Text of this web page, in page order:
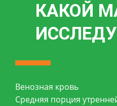
КАКОЙ
Венозная кровь
Средняя порция